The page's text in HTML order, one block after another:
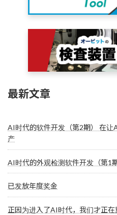
最新文章
AI时代的软件开发（第2期） 在
产
AI时代的外观检测软件开发（第1期
已发放年度奖金
正因为进入了AI时代，我们才正